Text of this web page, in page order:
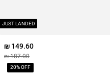
JUST LANDED
149.60 ₪
187.00 ₪
20% OFF